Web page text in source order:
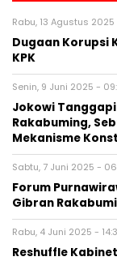
Rabu, 13 Agustus 2025
Dugaan Korupsi
KPK
Senin, 9 Juni 2025 -
Jokowi
Rakabuming,
Mekanisme
Sabtu, 7 Juni 2025 -
Forum
Gibran
Rabu, 4 Juni 2025 -
Reshuffle